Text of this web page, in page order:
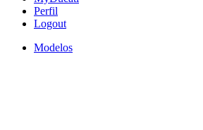
Perfil
Logout
Modelos